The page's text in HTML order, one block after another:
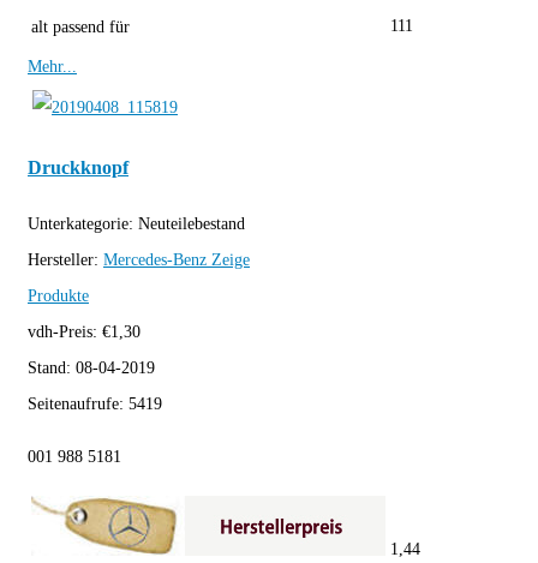
alt passend für
111
Mehr...
Druckknopf
Unterkategorie: Neuteilebestand
Hersteller: Mercedes-Benz Zeige
Produkte
vdh-Preis: €1,30
Stand: 08-04-2019
Seitenaufrufe: 5419
001 988 5181
1,44